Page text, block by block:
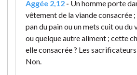
Aggée 2,12 - Un homme porte
vêtement de la viande consacrée
pan du pain ou un mets cuit ou du
ou quelque autre aliment ; cette
elle consacrée ? Les
Non.